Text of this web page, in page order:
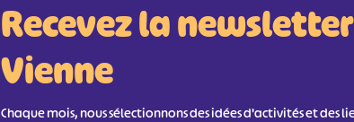
Recevez la
Vienne
Chaque mois, nous sélectionnons des idées d'activités et des